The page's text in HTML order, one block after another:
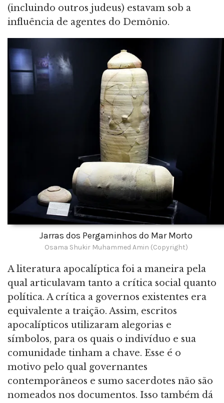
(incluindo outros judeus) estavam sob a
influência de agentes do Demônio.
Jarras dos Pergaminhos do Mar Morto
Osama Shukir Muhammed Amin (Copyright)
A literatura apocalíptica foi a maneira pela
qual articulavam tanto a crítica social quanto
política. A crítica a governos existentes era
equivalente a traição. Assim, escritos
apocalípticos utilizaram alegorias e
símbolos, para os quais o indivíduo e sua
comunidade tinham a chave. Esse é o
motivo pelo qual governantes
contemporâneos e sumo sacerdotes não são
nomeados nos documentos. Isso também dá